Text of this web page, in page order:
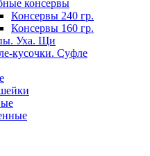
консервы
Консервы 240 гр.
Консервы 160 гр.
Уха. Щи
кусочки. Суфле